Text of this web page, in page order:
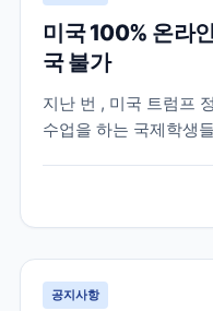
미국 100% 온라
국 불가
지난 번 , 미국 트럼프
수업을 하는 국제학생
지라 등에 따르면 미국
인으로만 진행하는 대
공지사항